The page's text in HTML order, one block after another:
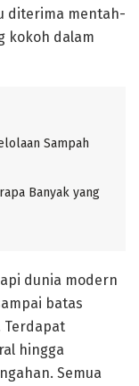
diterima mentah-
kokoh dalam
Sampah
Banyak yang
dunia modern
batas
Terdapat
hingga
Semua